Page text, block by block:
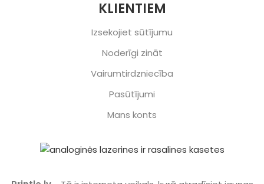
KLIENTIEM
Izsekojiet sūtījumu
Noderīgi zināt
Vairumtirdzniecība
Pasūtījumi
Mans konts